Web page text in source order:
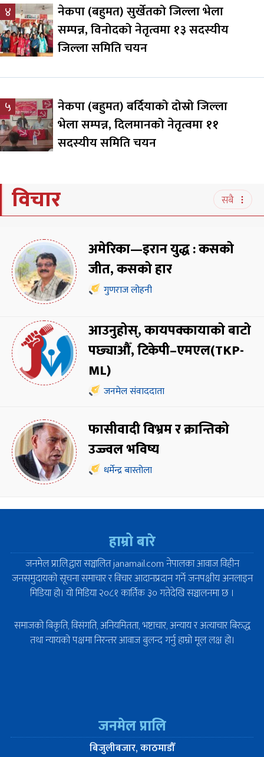
४
नेकपा (बहुमत) सुर्खेतको जिल्ला भेला
सम्पन्न, विनोदको नेतृत्वमा १३ सदस्यीय
जिल्ला समिति चयन
५
नेकपा (बहुमत) बर्दियाको दोस्रो जिल्ला
भेला सम्पन्न, दिलमानको नेतृत्वमा ११
सदस्यीय समिति चयन
विचार सबै
अमेरिका—इरान युद्ध : कसको
जीत, कसको हार
गुणराज लोहनी
आउनुहोस्, कायपक्कायाको बाटो
पछ्याऔँ, टिकेपी–एमएल(TKP-
ML)
जनमेल संवाददाता
फासीवादी विभ्रम र क्रान्तिको
उज्ज्वल भविष्य
धर्मेन्द्र बास्तोला
हाम्रो बारे
जनमेल प्रा.लि.द्वारा सञ्चालित janamail.com नेपालका आवाज विहीन
जनसमुदायको सूचना समाचार र विचार आदानप्रदान गर्ने जनपक्षीय अनलाइन
मिडिया हो। यो मिडिया २०८१ कार्तिक ३० गतेदेखि सञ्चालनमा छ ।
समाजको बिकृति, विसंगति, अनियमितता, भष्टाचार, अन्याय र अत्याचार बिरुद्ध
तथा न्यायको पक्षमा निरन्तर आवाज बुलन्द गर्नु हाम्रो मूल लक्ष हो।
जनमेल प्रालि
बिजुलीबजार, काठमाडौँ